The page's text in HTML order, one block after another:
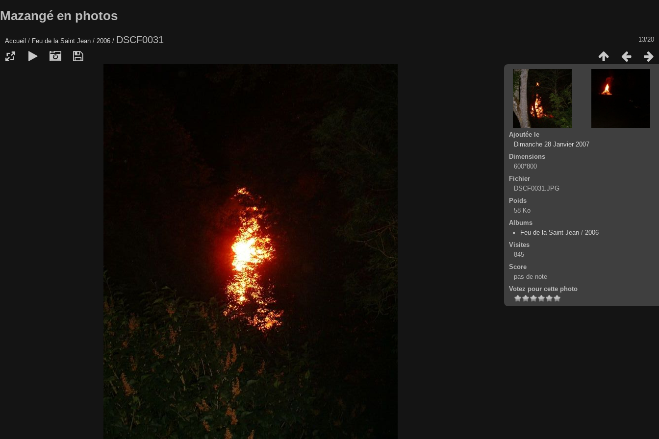
Mazangé en photos
13/20
Accueil / Feu de la Saint Jean / 2006 / DSCF0031
Ajoutée le
Dimanche 28 Janvier 2007
Dimensions
600*800
Fichier
DSCF0031.JPG
Poids
58 Ko
Albums
Feu de la Saint Jean / 2006
Visites
845
Score
pas de note
Votez pour cette photo